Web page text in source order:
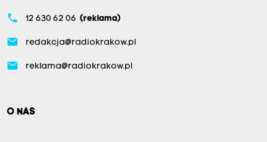
phone 12 630 62 06 (reklama)
email redakcja@radiokrakow.pl
email reklama@radiokrakow.pl
O NAS